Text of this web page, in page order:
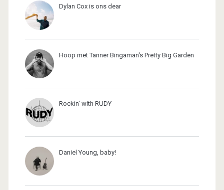
Dylan Cox is ons dear
Hoop met Tanner Bingaman's Pretty Big Garden
Rockin' with RUDY
Daniel Young, baby!